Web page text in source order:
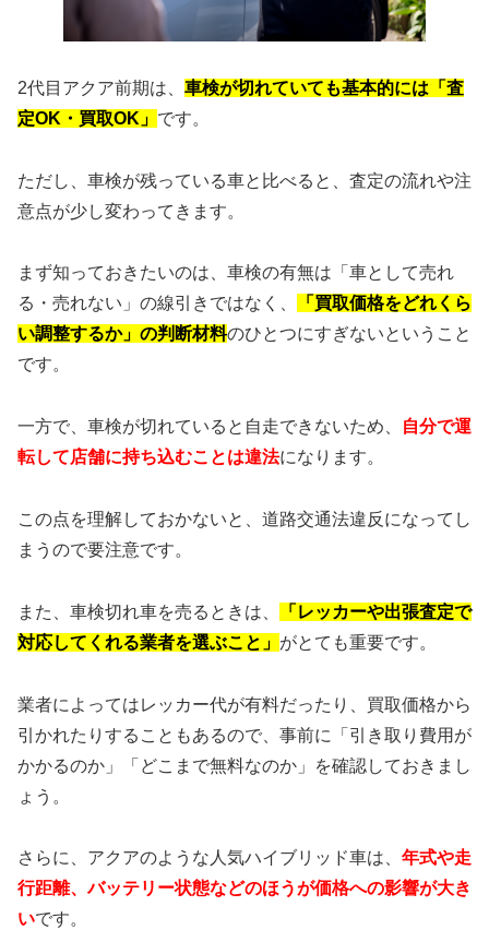
2代目アクア前期は、 車検が切れていても基本的には「査
定OK・買取OK」 です。
ただし、車検が残っている車と比べると、査定の流れや注
意点が少し変わってきます。
まず知っておきたいのは、車検の有無は「車として売れ
る・売れない」の線引きではなく、
「買取価格をどれくら
い調整するか」の判断材料のひとつにすぎないということ
です。
一方で、車検が切れていると自走できないため、
自分で運
転して店舗に持ち込むことは違法になります。
この点を理解しておかないと、道路交通法違反になってし
まうので要注意です。
また、車検切れ車を売るときは、
「レッカーや出張査定で
対応してくれる業者を選ぶこと」 がとても重要です。
業者によってはレッカー代が有料だったり、買取価格から
引かれたりすることもあるので、事前に「引き取り費用が
かかるのか」「どこまで無料なのか」を確認しておきまし
ょう。
さらに、アクアのような人気ハイブリッド車は、 年式や走
行距離、バッテリー状態などのほうが価格への影響が大き
いです。